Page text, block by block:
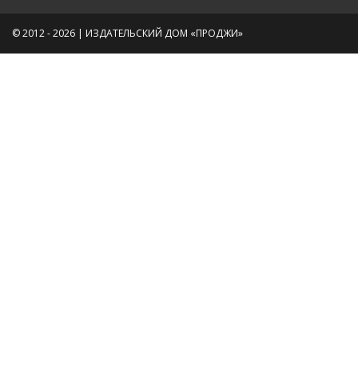
© 2012 - 2026 | ИЗДАТЕЛЬСКИЙ ДОМ «ПРОДЖИ»